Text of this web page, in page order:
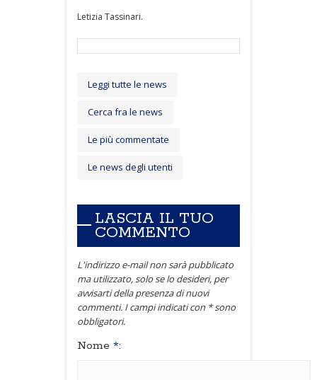
Letizia Tassinari.
Leggi tutte le news
Cerca fra le news
Le più commentate
Le news degli utenti
LASCIA IL TUO
COMMENTO
L'indirizzo e-mail non sarà pubblicato
ma utilizzato, solo se lo desideri, per
avvisarti della presenza di nuovi
commenti. I campi indicati con * sono
obbligatori.
Nome *: